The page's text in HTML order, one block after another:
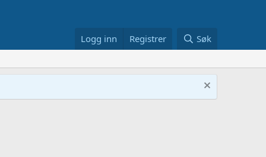
Logg inn Registrer Søk